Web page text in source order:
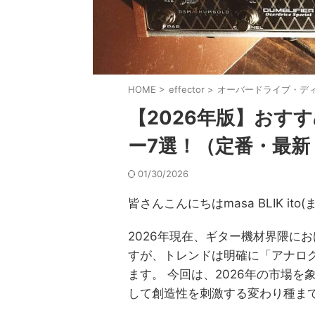
HOME > effector > オーバードライブ・デ
【2026年版】おす
ー7選！（定番・最
01/30/2026
皆さんこんにちはmasa BLIK ito(
2026年現在、ギター機材界隈に
すが、トレンドは明確に「アナロ
ます。 今回は、2026年の市場を
して創造性を刺激する変わり種